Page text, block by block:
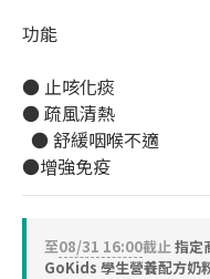
功能
● 止咳化痰
● 疏風清熱
  ● 舒緩咽喉不適
●增強免疫
至08/31 16:00截止指定
GoKids 學生營養配方奶